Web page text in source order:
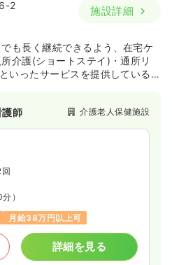
2
施設詳細
も長く継続できるよう、在宅ケ
介護(ショートステイ)・通所リ
いったサービスを提供している
護師 介護老人保健施設
）
月給38万円以上可
詳細を見る